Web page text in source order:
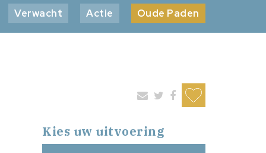
Verwacht Actie Oude Paden
Kies uw uitvoering